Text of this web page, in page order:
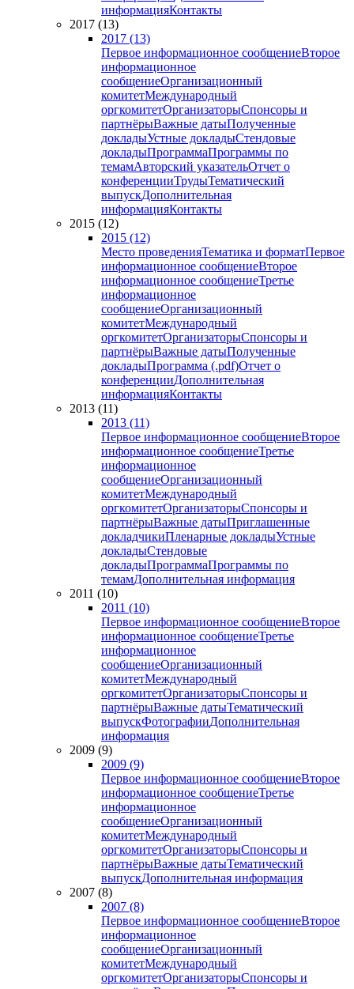
информацияКонтакты
2017 (13)
2017 (13)
Первое информационное сообщениеВторое
информационное
сообщениеОрганизационный
комитетМеждународный
оргкомитетОрганизаторыСпонсоры и
партнёрыВажные датыПолученные
докладыУстные докладыСтендовые
докладыПрограммаПрограммы по
темамАвторский указательОтчет о
конференцииТрудыТематический
выпускДополнительная
информацияКонтакты
2015 (12)
2015 (12)
Место проведенияТематика и форматПервое
информационное сообщениеВторое
информационное сообщениеТретье
информационное
сообщениеОрганизационный
комитетМеждународный
оргкомитетОрганизаторыСпонсоры и
партнёрыВажные датыПолученные
докладыПрограмма (.pdf)Отчет о
конференцииДополнительная
информацияКонтакты
2013 (11)
2013 (11)
Первое информационное сообщениеВторое
информационное сообщениеТретье
информационное
сообщениеОрганизационный
комитетМеждународный
оргкомитетОрганизаторыСпонсоры и
партнёрыВажные датыПриглашенные
докладчикиПленарные докладыУстные
докладыСтендовые
докладыПрограммаПрограммы по
темамДополнительная информация
2011 (10)
2011 (10)
Первое информационное сообщениеВторое
информационное сообщениеТретье
информационное
сообщениеОрганизационный
комитетМеждународный
оргкомитетОрганизаторыСпонсоры и
партнёрыВажные датыТематический
выпускФотографииДополнительная
информация
2009 (9)
2009 (9)
Первое информационное сообщениеВторое
информационное сообщениеТретье
информационное
сообщениеОрганизационный
комитетМеждународный
оргкомитетОрганизаторыСпонсоры и
партнёрыВажные датыТематический
выпускДополнительная информация
2007 (8)
2007 (8)
Первое информационное сообщениеВторое
информационное
сообщениеОрганизационный
комитетМеждународный
оргкомитетОрганизаторыСпонсоры и